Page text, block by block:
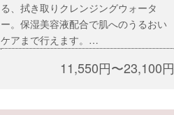
る、拭き取りクレンジングウォータ
ー。保湿美容液配合で肌へのうるおい
ケアまで行えます。
オイル・アルコール・パラベン・合
成色素・合成香料フリー
11,550円〜23,100円